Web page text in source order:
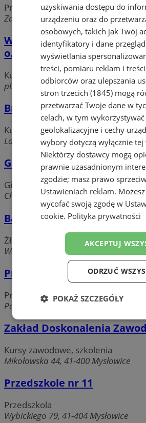
Przedszkola
Zapolskiej 1, 41-400 Mysłowice
Wojewódzki Uniwersytet
o.o. Katowice Oddział
Kursy zawodowe, szkolenia
pl. Wolności 7, 41-400 Mysłowice
Brainstorm
Kursy zawodowe, szkolenia
Laryska 54, 41-404 Mysłowice
Gimnazjum nr 6
Gimnazja
Chromika 3, 41-409 Mysłowice
Baby-vip
Żłobki i kluby malucha
Wielka Skotnica, 41-400 Mysłowice
Przedszkole nr 7
Przedszkola
Portowa 11a, 41-400 Mysłowice
Zakład Doskonalenia
Kursy zawodowe, szkolenia
Mikołowska 44, 41-400 Mysłowice
Przedszkole nr 11
Przedszkola
Wybickiego 79, 41-404 Mysłowice
uzyskiwania dostępu do
urządzeniu oraz do
osobowych, takich jak Twój
identyfikatory i dane
wyświetlania
treści, pomiaru reklam i
odbiorców oraz ulepszania
stron trzecich (1845) mogą
przetwarzać Twoje dane w
celach, w tym
geolokalizacyjne i cechy
wybory dotyczą wyłącznie
Niektórzy dostawcy mogą
prawnie uzasadnionym
zgodzie; masz prawo
Ustawieniach reklam.
wycofać swoją zgodę w
cookie. Polityka prywatności
AKCEPTUJ
ODRZUĆ
POKAŻ SZCZEGÓŁY
Niezbędne Wydajność
Funkcjonalność